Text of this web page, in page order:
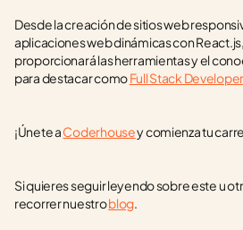
Desde la creación de sitios web
aplicaciones web dinámicas con
proporcionará las herramientas y el
para destacar como Full Stack Developer
¡Únete a Coderhouse y comienza tu
Si quieres seguir leyendo sobre este u
recorrer nuestro blog.